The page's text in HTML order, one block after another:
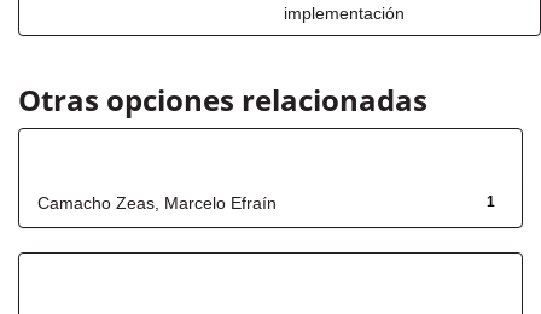
implementación
Otras opciones relacionadas
1
Camacho Zeas, Marcelo Efraín